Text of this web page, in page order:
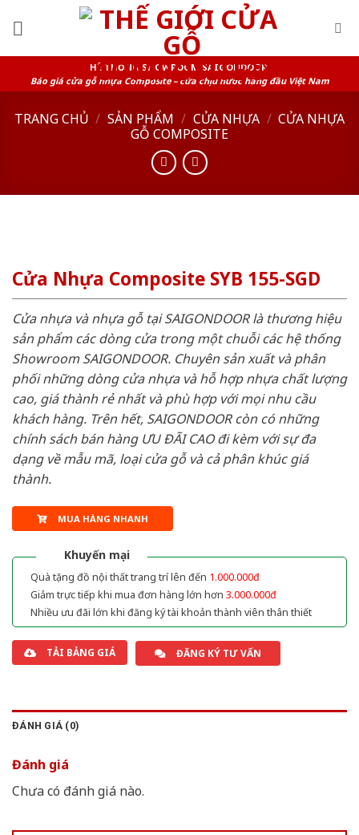
HỆ THỐNG SHOWROOM SAIGONDOOR
Báo giá cửa gỗ nhựa Composite – cửa chịu nước hàng đầu Việt Nam
TRANG CHỦ / SẢN PHẨM / CỬA NHỰA / CỬA NHỰA
GỖ COMPOSITE
Cửa Nhựa Composite SYB 155-SGD
Cửa nhựa và nhựa gỗ tại SAIGONDOOR là thương hiệu
sản phẩm các dòng cửa trong một chuỗi các hệ thống
Showroom SAIGONDOOR. Chuyên sản xuất và phân
phối những dòng cửa nhựa và hỗ hợp nhựa chất lượng
cao, giá thành rẻ nhất và phù hợp với mọi nhu cầu
khách hàng. Trên hết, SAIGONDOOR còn có những
chính sách bán hàng ƯU ĐÃI CAO đi kèm với sự đa
dạng về mẫu mã, loại cửa gỗ và cả phân khúc giá
thành.
MUA HÀNG NHANH
Khuyến mại
Quà tặng đồ nội thất trang trí lên đến 1.000.000đ
Giảm trực tiếp khi mua đơn hàng lớn hơn 3.000.000đ
Nhiều ưu đãi lớn khi đăng ký tài khoản thành viên thân thiết
TẢI BẢNG GIÁ ĐĂNG KÝ TƯ VẤN
ĐÁNH GIÁ (0)
Đánh giá
Chưa có đánh giá nào.